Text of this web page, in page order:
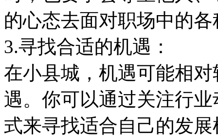
的心态去面对职场中的
3.寻找合适的机遇：
在小县城，机遇可能相
遇。你可以通过关注行
式来寻找适合自己的发